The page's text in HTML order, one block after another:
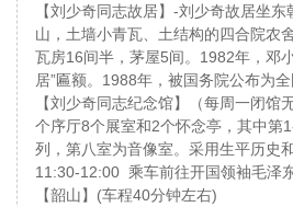
【刘少奇同志故居】-刘少奇故居坐
山，土墙小青瓦、土结构的四合院农
瓦房16间半，茅屋5间。1982年，邓
居”匾额。1988年，被国务院公布为
【刘少奇同志纪念馆】（每周一闭馆
个序厅8个展室和2个怀念亭，其中第
列，第八室为音像室。采用生平历史
11:30-12:00 乘车前往开国领袖毛泽
【韶山】(车程40分钟左右)